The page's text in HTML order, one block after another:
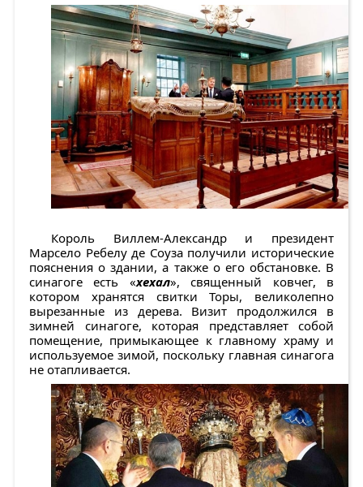
Король Виллем-Александр и президент
Марсело Ребелу де Соуза получили исторические
пояснения о здании, а также о его обстановке. В
синагоге есть «хехал», священный ковчег, в
котором хранятся свитки Торы, великолепно
вырезанные из дерева. Визит продолжился в
зимней синагоге, которая представляет собой
помещение, примыкающее к главному храму и
используемое зимой, поскольку главная синагога
не отапливается.